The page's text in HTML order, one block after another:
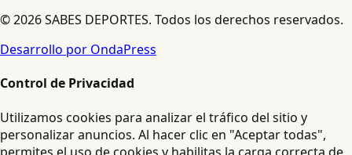
© 2026 SABES DEPORTES. Todos los derechos reservados.
Desarrollo por OndaPress
Control de Privacidad
Utilizamos cookies para analizar el tráfico del sitio y
personalizar anuncios. Al hacer clic en "Aceptar todas",
permites el uso de cookies y habilitas la carga correcta de